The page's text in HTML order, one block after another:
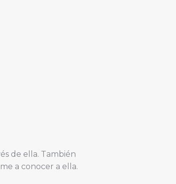
de ella. También
a conocer a ella.